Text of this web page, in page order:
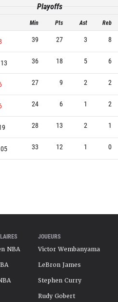
Playoffs
Min Pts Ast Reb
39 27 3 8
36 18 5 6
27 9 2 2
24 6 1 2
28 13 2 1
33 12 1 0
NBA
JOUEURS
Victor Wembanyama
LeBron James
Stephen Curry
Rudy Gobert